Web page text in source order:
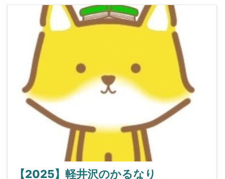
【2025】軽井沢のかるなり